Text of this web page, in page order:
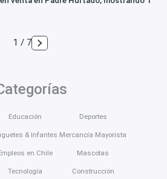
1 / 7
Educación
& Infantes
en Chile
Tecnología
Deportes
Mercancía Mayorista
Mascotas
Construcción